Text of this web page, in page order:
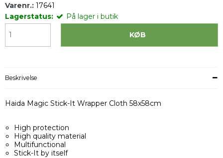
Varenr.: 17641
Lagerstatus:
På lager i butik
KØB
Beskrivelse
Haida Magic Stick-It Wrapper Cloth 58x58cm
High protection
High quality material
Multifunctional
Stick-It by itself